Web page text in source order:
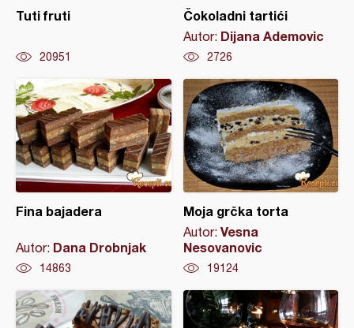
Tuti fruti
20951
Čokoladni tartići
Autor: Dijana Ademovic
2726
Fina bajadera
Autor: Dana Drobnjak
14863
Moja grčka torta
Autor: Vesna
Nesovanovic
19124